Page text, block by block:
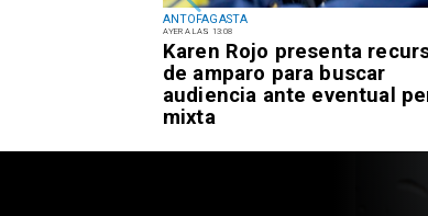
ANTOFAGASTA
AYER A LAS 13:08
Karen Rojo presenta
de amparo para buscar
audiencia ante eventual
mixta